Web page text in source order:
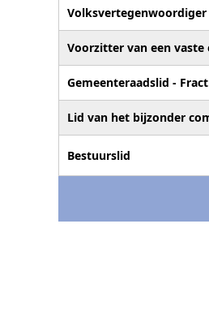
Volksvertegenwoordiger
Voorzitter van een vaste
Gemeenteraadslid -
Lid van het bijzonder
Bestuurslid